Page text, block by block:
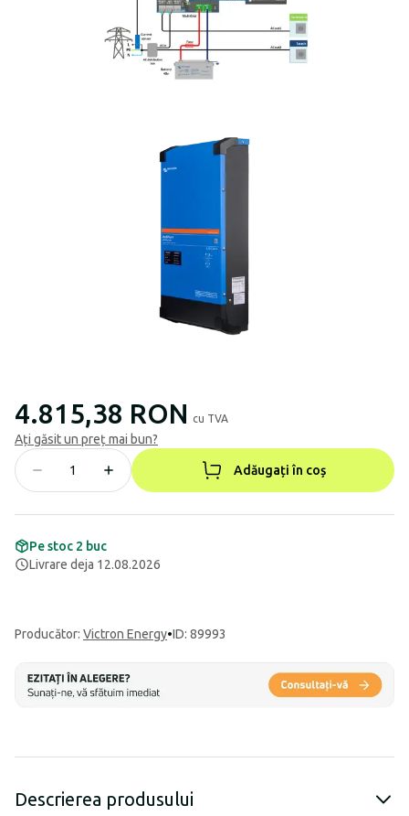
4.815,38 RON cu TVA
Ați găsit un preț mai bun?
Adăugați în coș
Pe stoc 2 buc
Livrare deja 12.08.2026
Producător: Victron Energy•ID: 89993
Descrierea produsului